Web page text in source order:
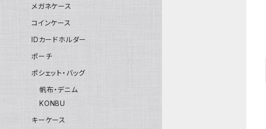
メガネケース
コインケース
IDカードホルダー
ポーチ
ポシェット・バッグ
帆布・デニム
KONBU
キーケース